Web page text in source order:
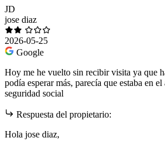
JD
jose diaz
2026-05-25
Google
Hoy me he vuelto sin recibir visita ya que
podía esperar más, parecía que estaba en
seguridad social
Respuesta del propietario:
Hola jose diaz,